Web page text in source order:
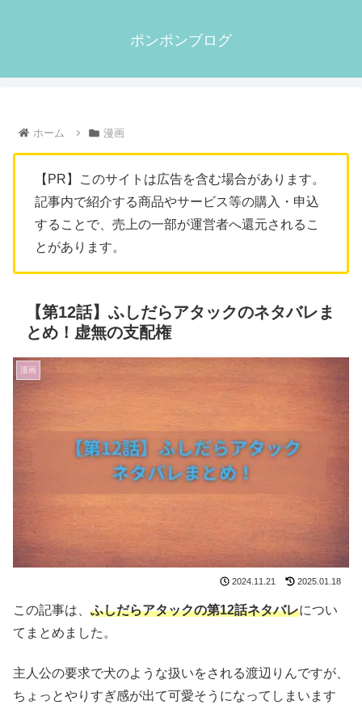
ポンポンブログ
ホーム 漫画
【PR】このサイトは広告を含む場合があります。
記事内で紹介する商品やサービス等の購入・申込
することで、売上の一部が運営者へ還元されるこ
とがあります。
【第12話】ふしだらアタックのネタバレま
とめ！虚無の支配権
漫画
2024.11.21 2025.01.18
この記事は、 ふしだらアタックの第12話ネタバレについ
てまとめました。
主人公の要求で犬のような扱いをされる渡辺りんですが、
ちょっとやりすぎ感が出て可愛そうになってしまいます